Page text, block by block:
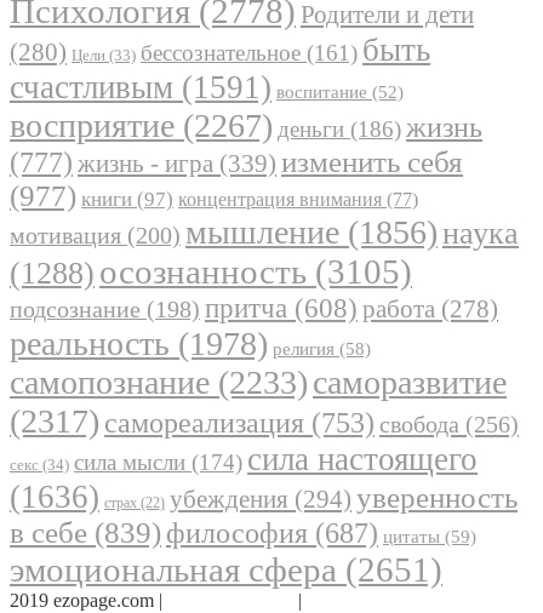
Психология (2778) Родители и дети
(280) Цели (33) бессознательное (161) быть
счастливым (1591) воспитание (52)
восприятие (2267) деньги (186)жизнь
(777) жизнь - игра (339) изменить себя
(977) книги (97) концентрация внимания (77)
мотивация (200) мышление (1856)наука
(1288) осознанность (3105)
подсознание (198) притча (608) работа (278)
реальность (1978) религия (58)
самопознание (2233)саморазвитие
(2317) самореализация (753) свобода (256)
секс (34) сила мысли (174) сила настоящего
(1636) страх (22) убеждения (294) уверенность
в себе (839) философия (687) цитаты (59)
эмоциональная сфера (2651)
2019 ezopage.com | |